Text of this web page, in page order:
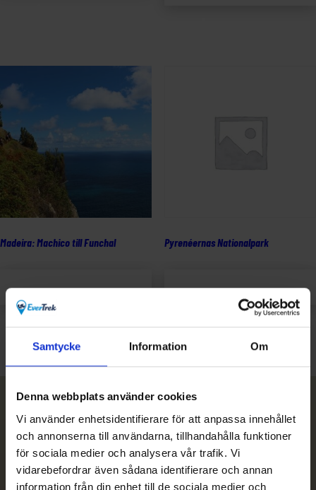
Samtycke Information Om
Denna webbplats använder cookies
Vi använder enhetsidentifierare för att anpassa innehållet
och annonserna till användarna, tillhandahålla funktioner
för sociala medier och analysera vår trafik. Vi
vidarebefordrar även sådana identifierare och annan
information från din enhet till de sociala medier och
Madeira: Machico till Funchal
Lägg till i
varukorg
Pyrenéernas Nationalpark
Lägg till i
varukorg
Nyhetsbrev
Prenumerera